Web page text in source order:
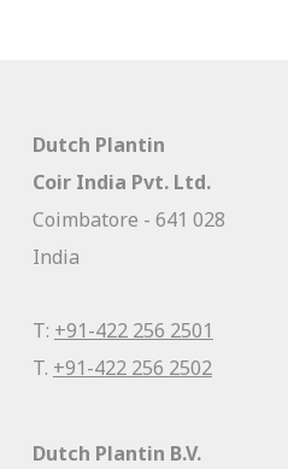
Dutch Plantin
Coir India Pvt. Ltd.
Coimbatore - 641 028
India
T: +91-422 256 2501
T. +91-422 256 2502
Dutch Plantin B.V.